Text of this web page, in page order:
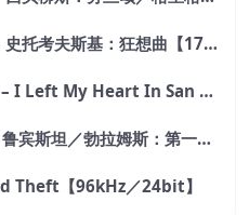
Leopold Stokowski – 史托考夫斯基：狂想曲【176.4kHz／24bit】
Massimo Farao’ Trio – I Left My Heart In San Francisco (2.8MHz DSD)【2.8MHz／1bit】
Arthur Rubinstein – 鲁宾斯坦／勃拉姆斯：第一钢琴协奏曲【176.4kHz／24bit】
Theft【96kHz／24bit】